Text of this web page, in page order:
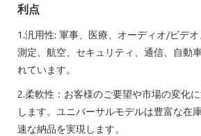
利点
1.汎用性: 軍事、医療、オーディオ/ビデオ
測定、航空、セキュリティ、通信、自動
れています。
2.柔軟性：お客様のご要望や市場の変化
します。ユニバーサルモデルは豊富な在
速な納品を実現します。